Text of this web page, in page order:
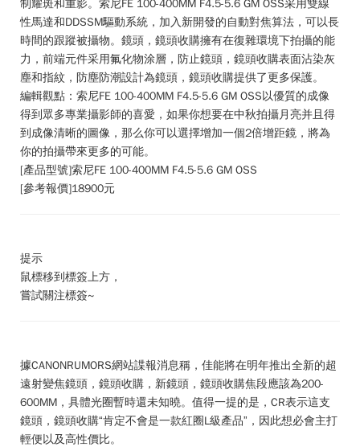
制耀斑和重影。索尼FE 100-400MM F4.5-5.6 GM OSS采用雙線
性馬達和DDSSM驅動系統，加入新開發的自動對焦算法，可以長
時間的跟蹤被攝物。鏡頭，鏡頭收購擁有在復雜環境下拍攝的能
力，前端元件采用氟化物涂層，防止鏡頭，鏡頭收購表面沾染灰
塵和指紋，防塵防潮設計為鏡頭，鏡頭收購提供了更多保護。
編輯觀點：索尼FE 100-400MM F4.5-5.6 GM OSS以優質的成像
得到眾多專業攝影師的喜愛，如果你想要在中秋拍攝月亮并且得
到成像清晰的圖像，那么你可以選擇增加一個2倍增距鏡，將為
你的拍攝帶來更多的可能。
[產品型號]索尼FE 100-400MM F4.5-5.6 GM OSS
[參考報價]18900元
提示
鼠標移到標簽上方，
嘗試關注標簽~
據CANONRUMORS網站諜報消息稱，佳能將在明年推出全新的超
遠射變焦鏡頭，鏡頭收購，新鏡頭，鏡頭收購焦段應該為200-
600MM，具體光圈暫時還未知曉。值得一提的是，CR表示這支
鏡頭，鏡頭收購“肯定不會是一款紅圈L級產品”，因此想必會主打
輕便以及高性價比。